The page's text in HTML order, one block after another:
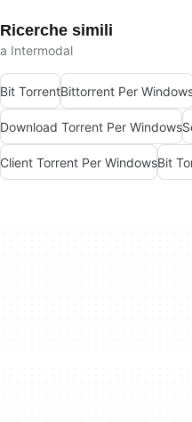
Ricerche simili
a Intermodal
Bit TorrentBittorrent Per
Download Torrent Per Windows
Client Torrent Per WindowsBit